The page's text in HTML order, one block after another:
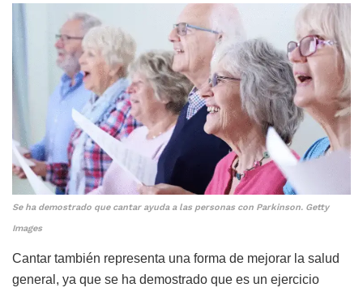
Se ha demostrado que cantar ayuda a las personas con Parkinson. Getty
Images
Cantar también representa una forma de mejorar la salud
general, ya que se ha demostrado que es un ejercicio